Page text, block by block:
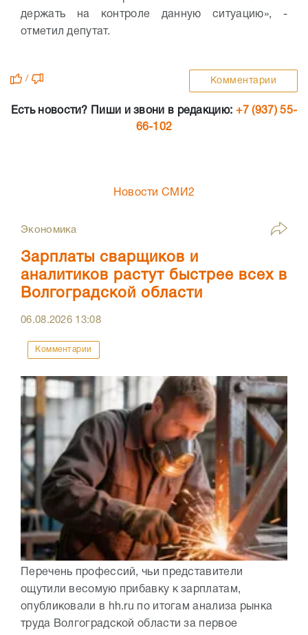
держать на контроле данную ситуацию», -
отметил депутат.
/ Комментарии
Есть новости? Пиши и звони в редакцию: +7 (937) 55-
66-102
Новости СМИ2
Экономика
Зарплаты сварщиков и
аналитиков растут быстрее всех в
Волгоградской области
06.08.2026 13:08
Комментарии
Перечень профессий, чьи представители
ощутили весомую прибавку к зарплатам,
опубликовали в hh.ru по итогам анализа рынка
труда Волгоградской области за первое